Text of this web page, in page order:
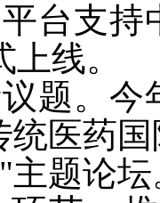
台支持
线。
题。今
统医药
主题论